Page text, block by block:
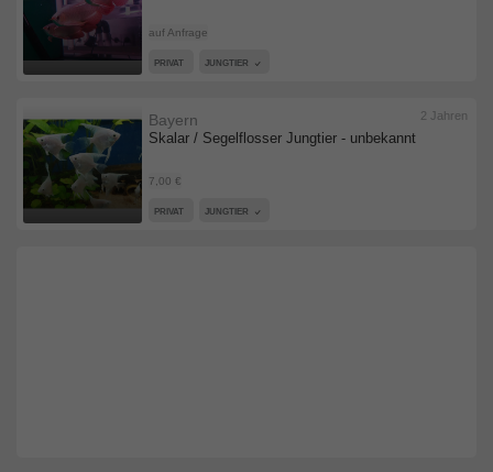
auf Anfrage
PRIVAT JUNGTIER
Skalar / Segelflosser Jungtier - unbekannt
Bayern
7,00 €
2 Jahren
PRIVAT JUNGTIER